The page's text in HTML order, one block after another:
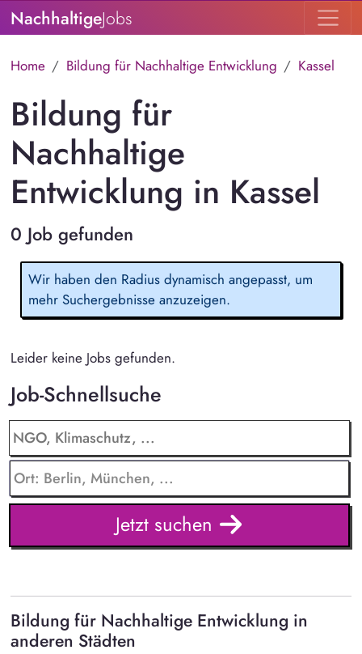
NachhaltigeJobs
Home Bildung für Nachhaltige Entwicklung Kassel
Bildung für
Nachhaltige
Entwicklung in Kassel
0 Job gefunden
Wir haben den Radius dynamisch angepasst, um
mehr Suchergebnisse anzuzeigen.
Leider keine Jobs gefunden.
Job-Schnellsuche
Jetzt suchen
Bildung für Nachhaltige Entwicklung in
anderen Städten